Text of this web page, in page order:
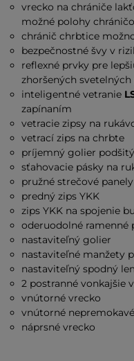
vrecko na chrániče
možné polohy
chránič chrbtice
bezpečnostné švy v
reflexné prvky pre
zhoršených
inteligentné vetranie
zapínaním
vetracie zipsy na
vetrací zips na chrbte
príjemný golier
sťahovacie pásky na
pružné strečové
predný zips YKK
zips YKK na spojenie
oderuodolné ramenné
nastaviteľný golier
nastaviteľné manžety
nastaviteľný spodný
2 postranné vonkajšie
vnútorné vrecko
vnútorné
náprsné vrecko